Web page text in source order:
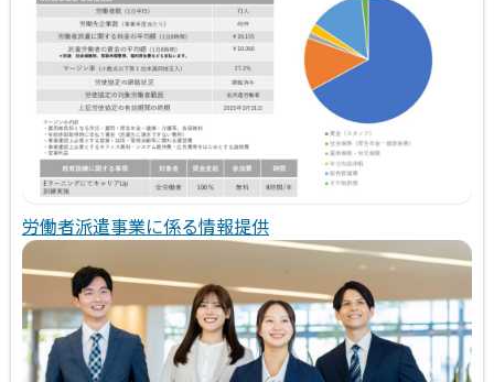
労働者派遣事業に係る情報提供